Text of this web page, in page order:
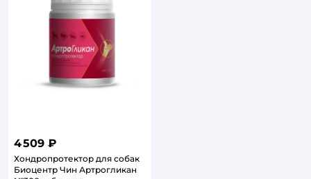
4 509 ₽
Хондропротектор для собак
Биоцентр Чин Артрогликан